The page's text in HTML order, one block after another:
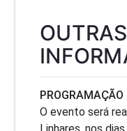
OUTRAS
PROGRAMAÇÃO
O evento será